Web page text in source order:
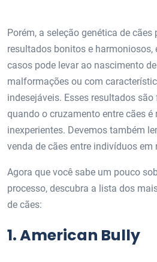
Porém, a seleção genética de
resultados bonitos e harmoniosos,
casos pode levar ao nascimento
malformações ou com
indesejáveis. Esses resultados
quando o cruzamento entre cães
inexperientes. Devemos também
venda de cães entre indivíduos em
Agora que você sabe um pouco
processo, descubra a lista dos
de cães:
1. American Bully